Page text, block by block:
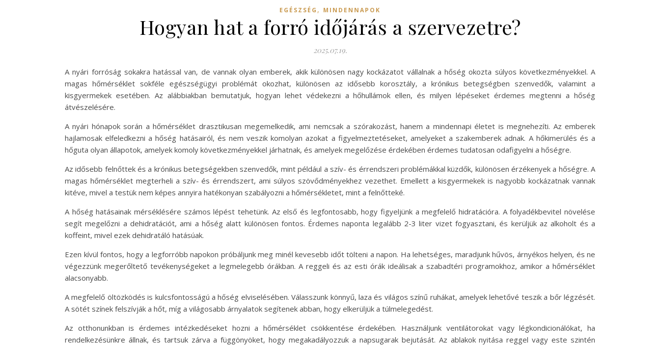
EGÉSZSÉG , MINDENNAPOK
Hogyan hat a forró időjárás a szervezetre?
2025.07.19.
A nyári forróság sokakra hatással van, de vannak olyan emberek, akik különösen nagy kockázatot vállalnak a hőség okozta súlyos következményekkel. A
magas hőmérséklet sokféle egészségügyi problémát okozhat, különösen az idősebb korosztály, a krónikus betegségben szenvedők, valamint a
kisgyermekek esetében. Az alábbiakban bemutatjuk, hogyan lehet védekezni a hőhullámok ellen, és milyen lépéseket érdemes megtenni a hőség
átvészelésére.
A nyári hónapok során a hőmérséklet drasztikusan megemelkedik, ami nemcsak a szórakozást, hanem a mindennapi életet is megnehezíti. Az emberek
hajlamosak elfeledkezni a hőség hatásairól, és nem veszik komolyan azokat a figyelmeztetéseket, amelyeket a szakemberek adnak. A hőkimerülés és a
hőguta olyan állapotok, amelyek komoly következményekkel járhatnak, és amelyek megelőzése érdekében érdemes tudatosan odafigyelni a hőségre.
Az idősebb felnőttek és a krónikus betegségekben szenvedők, mint például a szív- és érrendszeri problémákkal küzdők, különösen érzékenyek a hőségre. A
magas hőmérséklet megterheli a szív- és érrendszert, ami súlyos szövődményekhez vezethet. Emellett a kisgyermekek is nagyobb kockázatnak vannak
kitéve, mivel a testük nem képes annyira hatékonyan szabályozni a hőmérsékletet, mint a felnőtteké.
A hőség hatásainak mérséklésére számos lépést tehetünk. Az első és legfontosabb, hogy figyeljünk a megfelelő hidratációra. A folyadékbevitel növelése
segít megelőzni a dehidratációt, ami a hőség alatt különösen fontos. Érdemes naponta legalább 2-3 liter vizet fogyasztani, és kerüljük az alkoholt és a
koffeint, mivel ezek dehidratáló hatásúak.
Ezen kívül fontos, hogy a legforróbb napokon próbáljunk meg minél kevesebb időt tölteni a napon. Ha lehetséges, maradjunk hűvös, árnyékos helyen, és ne
végezzünk megerőltető tevékenységeket a legmelegebb órákban. A reggeli és az esti órák ideálisak a szabadtéri programokhoz, amikor a hőmérséklet
alacsonyabb.
A megfelelő öltözködés is kulcsfontosságú a hőség elviselésében. Válasszunk könnyű, laza és világos színű ruhákat, amelyek lehetővé teszik a bőr légzését.
A sötét színek felszívják a hőt, míg a világosabb árnyalatok segítenek abban, hogy elkerüljük a túlmelegedést.
Az otthonunkban is érdemes intézkedéseket hozni a hőmérséklet csökkentése érdekében. Használjunk ventilátorokat vagy légkondicionálókat, ha
rendelkezésünkre állnak, és tartsuk zárva a függönyöket, hogy megakadályozzuk a napsugarak bejutását. Az ablakok nyitása reggel vagy este szintén